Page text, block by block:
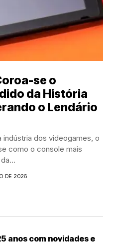
se o
da História
o Lendário
indústria dos videogames, o
como o console mais
DE 2026
anos com novidades e